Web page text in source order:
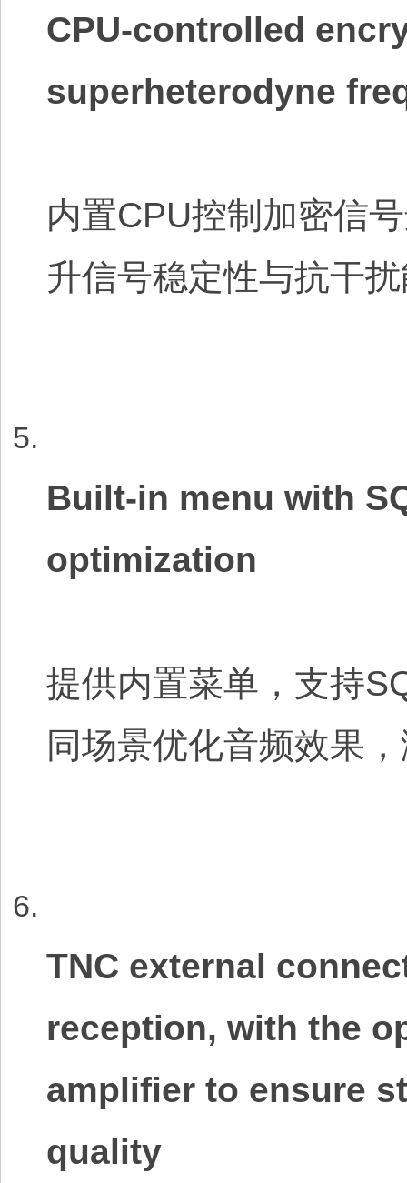
CPU-controlled
superheterodyne
内置CPU控制加密信
升信号稳定性与抗干
Built-in menu with
optimization
提供内置菜单，支持
同场景优化音频效果
TNC external
reception, with the
amplifier to ensure
quality